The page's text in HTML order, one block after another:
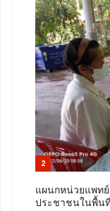
2
แผนกหน่วยแพท
ประชาชนในพื้น